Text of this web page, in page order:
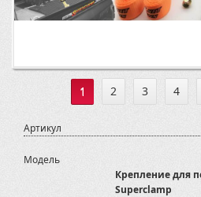
1 2 3 4
Артикул
Модель
Крепление для
Superclamp